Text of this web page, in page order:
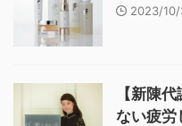
2023/10/
【新陳
ない疲労